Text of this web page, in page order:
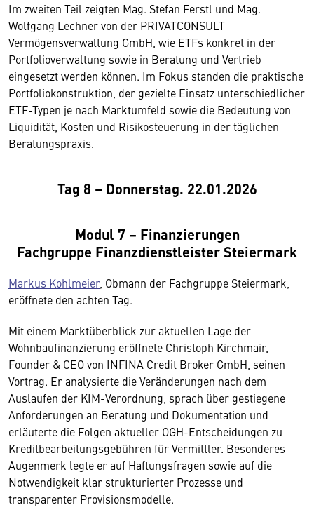
Im zweiten Teil zeigten Mag. Stefan Ferstl und Mag.
Wolfgang Lechner von der PRIVATCONSULT
Vermögensverwaltung GmbH, wie ETFs konkret in der
Portfolioverwaltung sowie in Beratung und Vertrieb
eingesetzt werden können. Im Fokus standen die praktische
Portfoliokonstruktion, der gezielte Einsatz unterschiedlicher
ETF-Typen je nach Marktumfeld sowie die Bedeutung von
Liquidität, Kosten und Risikosteuerung in der täglichen
Beratungspraxis.
Tag 8 – Donnerstag. 22.01.2026
Modul 7 − Finanzierungen
Fachgruppe Finanzdienstleister Steiermark
Markus Kohlmeier, Obmann der Fachgruppe Steiermark,
eröffnete den achten Tag.
Mit einem Marktüberblick zur aktuellen Lage der
Wohnbaufinanzierung eröffnete Christoph Kirchmair,
Founder & CEO von INFINA Credit Broker GmbH, seinen
Vortrag. Er analysierte die Veränderungen nach dem
Auslaufen der KIM-Verordnung, sprach über gestiegene
Anforderungen an Beratung und Dokumentation und
erläuterte die Folgen aktueller OGH-Entscheidungen zu
Kreditbearbeitungsgebühren für Vermittler. Besonderes
Augenmerk legte er auf Haftungsfragen sowie auf die
Notwendigkeit klar strukturierter Prozesse und
transparenter Provisionsmodelle.